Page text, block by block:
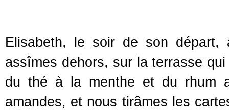
Elisabeth, le soir de son départ,
assîmes dehors, sur la terrasse
du thé à la menthe et du rhum
amandes, et nous tirâmes les